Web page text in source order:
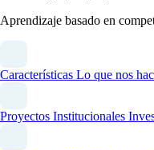
Aprendizaje basado en
Características Lo que nos
Proyectos Institucionales